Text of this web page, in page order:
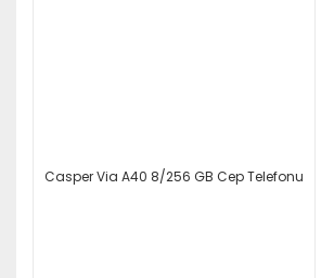
Casper Via A40 8/256 GB Cep Telefonu